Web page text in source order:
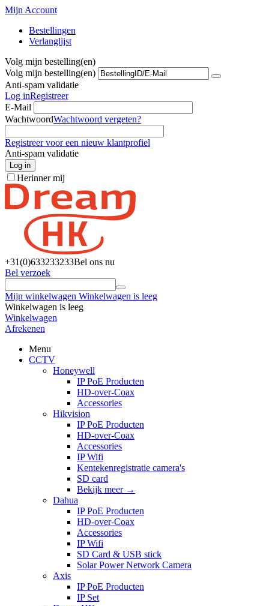
Mijn Account
Bestellingen
Verlanglijst
Volg mijn bestelling(en)
Volg mijn bestelling(en)
Anti-spam validatie
Log inRegistreer
E-Mail
WachtwoordWachtwoord vergeten?
Registreer voor een nieuw klantprofiel
Anti-spam validatie
Log in
Herinner mij
+31(0)633233233Bel ons nu
Bel verzoek
Mijn winkelwagen Winkelwagen is leeg
Winkelwagen is leeg
Winkelwagen
Afrekenen
Menu
CCTV
Honeywell
IP PoE Producten
HD-over-Coax
Accessories
Hikvision
IP PoE Producten
HD-over-Coax
Accessories
IP Wifi
Kentekenregistratie camera's
SD card
Bekijk meer →
Dahua
IP PoE Producten
HD-over-Coax
Accessories
IP Wifi
SD Card & USB stick
Solar Power Network Camera
Axis
IP PoE Producten
IP Set